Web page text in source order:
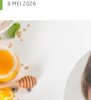
6 MEI 2026